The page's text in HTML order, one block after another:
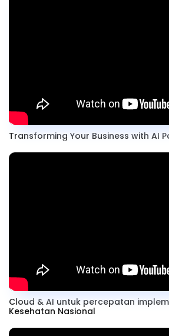
Transforming Your Business with AI
Cloud & AI untuk percepatan
Kesehatan Nasional